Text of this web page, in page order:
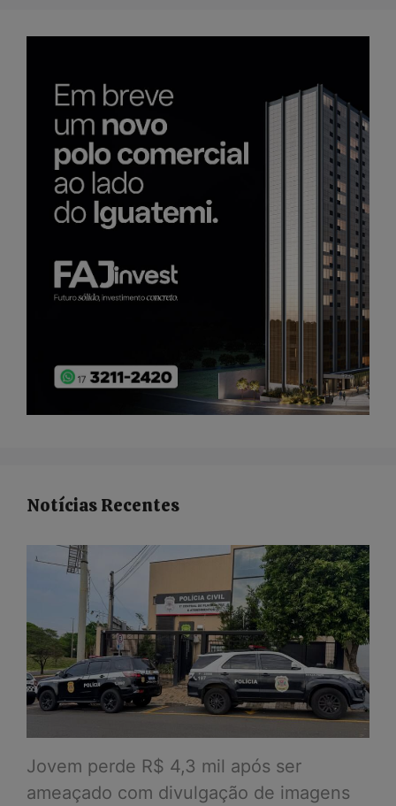
Notícias Recentes
Jovem perde R$ 4,3 mil após ser
ameaçado com divulgação de imagens